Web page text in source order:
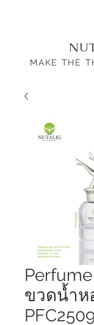
MAKE THE
ขวดน้ำห